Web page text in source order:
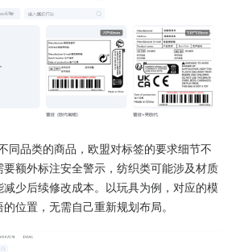
同品类的商品，欧盟对标签的要求细节不
要额外标注安全警示，纺织类可能涉及材质
减少后续修改成本。以玩具为例，对应的模
位置，无需自己重新规划布局。